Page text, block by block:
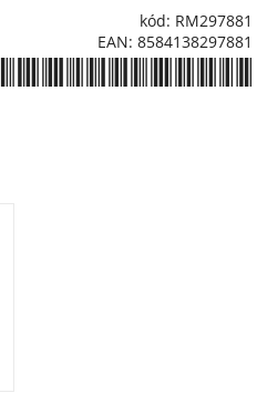
kód: RM297881
EAN: 8584138297881